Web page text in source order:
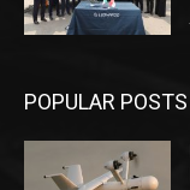
POPULAR POSTS